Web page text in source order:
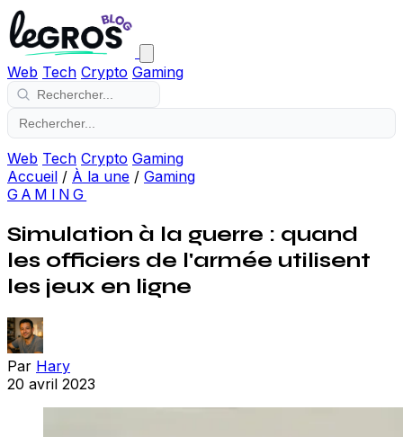
Web Tech Crypto Gaming
Web Tech Crypto Gaming
Accueil / À la une / Gaming
GAMING
Simulation à la guerre : quand
les officiers de l'armée utilisent
les jeux en ligne
Par Hary
20 avril 2023